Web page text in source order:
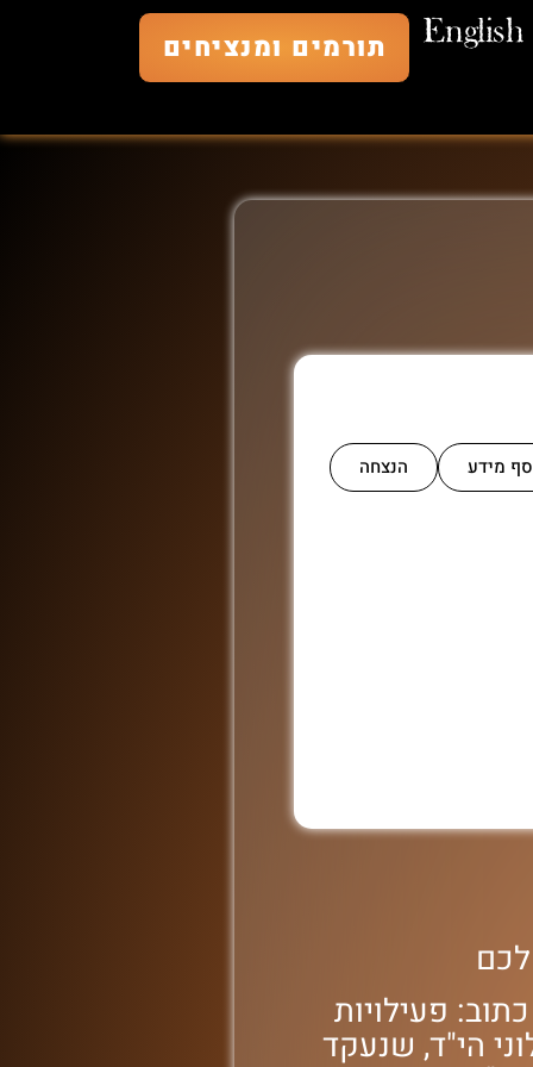
English תורמים ומנציחים
מידע הנצחה
פעילויות
הי"ד, שנעקד